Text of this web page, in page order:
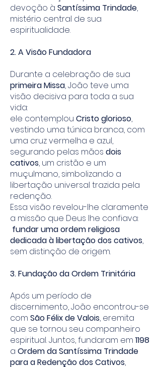
devoção à Santíssima Trindade,
mistério central de sua
espiritualidade.
2. A Visão Fundadora
Durante a celebração de sua
primeira Missa, João teve uma
visão decisiva para toda a sua
vida:
ele contemplou Cristo glorioso,
vestindo uma túnica branca, com
uma cruz vermelha e azul,
segurando pelas mãos dois
cativos, um cristão e um
muçulmano, simbolizando a
libertação universal trazida pela
redenção.
Essa visão revelou-lhe claramente
a missão que Deus lhe confiava:
fundar uma ordem religiosa
dedicada à libertação dos cativos,
sem distinção de origem.
3. Fundação da Ordem Trinitária
Após um período de
discernimento, João encontrou-se
com São Félix de Valois, eremita
que se tornou seu companheiro
espiritual. Juntos, fundaram em 1198
a Ordem da Santíssima Trindade
para a Redenção dos Cativos,